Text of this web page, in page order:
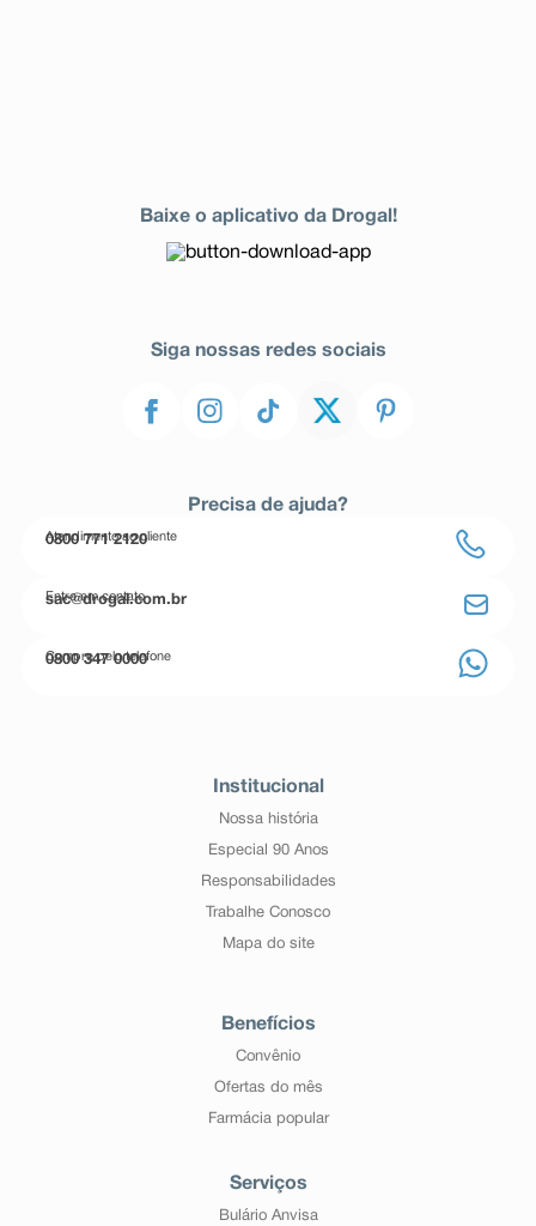
(diminuição reversível da capacidade da mulher em
engravidar), reações adversas locais (sensação de
queimação) ou lesões teciduais (formação de abcesso
estéril, necrose do tecido adiposo) no local da injeção,
Informe ao seu médico, cirurgião-dentista ou
pelo uso do medicamento. Informe também à empresa
através do seu serviço de atendimento.
Baixe o aplicativo da Drogal!
Siga nossas redes sociais
Precisa de ajuda?
Atendimento ao cliente
0800 771 2120
Entre em contato
sac@drogal.com.br
Compre pelo telefone
0800 347 0000
Institucional
Nossa história
Especial 90 Anos
Responsabilidades
Trabalhe Conosco
Mapa do site
Benefícios
Convênio
Ofertas do mês
Farmácia popular
Serviços
Bulário Anvisa